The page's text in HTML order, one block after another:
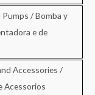
/ Bomba y
e de
Accessories /
Acessorios